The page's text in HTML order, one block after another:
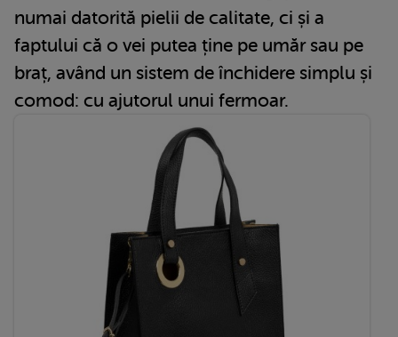
numai datorită pielii de calitate, ci și a
faptului că o vei putea ține pe umăr sau pe
braț, având un sistem de închidere simplu și
comod: cu ajutorul unui fermoar.